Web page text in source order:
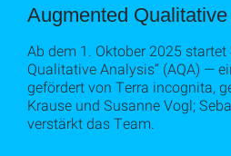
Augmented
Ab dem 1. Oktober 2025 startet
Qualitative Analysis“ (AQA) —
gefördert von Terra incognita,
Krause und Susanne Vogl;
verstärkt das Team.